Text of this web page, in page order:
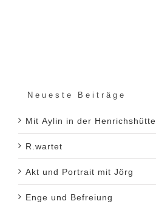
Neueste Beiträge
Mit Aylin in der Henrichshütte
R.wartet
Akt und Portrait mit Jörg
Enge und Befreiung